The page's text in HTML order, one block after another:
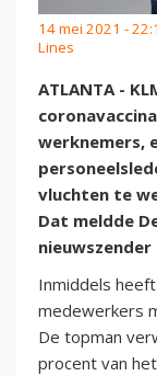
14 mei 2021 -
Lines
ATLANTA -
werknemers,
vluchten te
Dat meldde
nieuwszender
Inmiddels
medewerkers
De topman
procent van